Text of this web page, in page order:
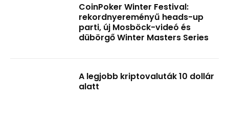
CoinPoker Winter Festival:
rekordnyereményű heads-up
parti, új Mosböck-videó és
dübörgő Winter Masters Series
A legjobb kriptovaluták 10 dollár
alatt